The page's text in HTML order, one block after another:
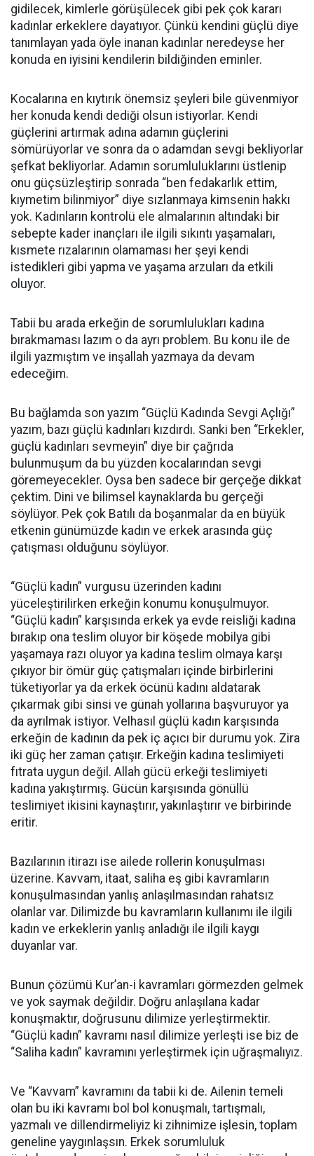
gidilecek, kimlerle görüşülecek gibi pek çok kararı
kadınlar erkeklere dayatıyor. Çünkü kendini güçlü diye
tanımlayan yada öyle inanan kadınlar neredeyse her
konuda en iyisini kendilerin bildiğinden eminler.
Kocalarına en kıytırık önemsiz şeyleri bile güvenmiyor
her konuda kendi dediği olsun istiyorlar. Kendi
güçlerini artırmak adına adamın güçlerini
sömürüyorlar ve sonra da o adamdan sevgi bekliyorlar
şefkat bekliyorlar. Adamın sorumluluklarını üstlenip
onu güçsüzleştirip sonrada “ben fedakarlık ettim,
kıymetim bilinmiyor” diye sızlanmaya kimsenin hakkı
yok. Kadınların kontrolü ele almalarının altındaki bir
sebepte kader inançları ile ilgili sıkıntı yaşamaları,
kısmete rızalarının olamaması her şeyi kendi
istedikleri gibi yapma ve yaşama arzuları da etkili
oluyor.
Tabii bu arada erkeğin de sorumlulukları kadına
bırakmaması lazım o da ayrı problem. Bu konu ile de
ilgili yazmıştım ve inşallah yazmaya da devam
edeceğim.
Bu bağlamda son yazım “Güçlü Kadında Sevgi Açlığı”
yazım, bazı güçlü kadınları kızdırdı. Sanki ben “Erkekler,
güçlü kadınları sevmeyin” diye bir çağrıda
bulunmuşum da bu yüzden kocalarından sevgi
göremeyecekler. Oysa ben sadece bir gerçeğe dikkat
çektim. Dini ve bilimsel kaynaklarda bu gerçeği
söylüyor. Pek çok Batılı da boşanmalar da en büyük
etkenin günümüzde kadın ve erkek arasında güç
çatışması olduğunu söylüyor.
“Güçlü kadın” vurgusu üzerinden kadını
yüceleştirilirken erkeğin konumu konuşulmuyor.
“Güçlü kadın” karşısında erkek ya evde reisliği kadına
bırakıp ona teslim oluyor bir köşede mobilya gibi
yaşamaya razı oluyor ya kadına teslim olmaya karşı
çıkıyor bir ömür güç çatışmaları içinde birbirlerini
tüketiyorlar ya da erkek öcünü kadını aldatarak
çıkarmak gibi sinsi ve günah yollarına başvuruyor ya
da ayrılmak istiyor. Velhasıl güçlü kadın karşısında
erkeğin de kadının da pek iç açıcı bir durumu yok. Zira
iki güç her zaman çatışır. Erkeğin kadına teslimiyeti
fıtrata uygun değil. Allah gücü erkeği teslimiyeti
kadına yakıştırmış. Gücün karşısında gönüllü
teslimiyet ikisini kaynaştırır, yakınlaştırır ve birbirinde
eritir.
Bazılarının itirazı ise ailede rollerin konuşulması
üzerine. Kavvam, itaat, saliha eş gibi kavramların
konuşulmasından yanlış anlaşılmasından rahatsız
olanlar var. Dilimizde bu kavramların kullanımı ile ilgili
kadın ve erkeklerin yanlış anladığı ile ilgili kaygı
duyanlar var.
Bunun çözümü Kur’an-i kavramları görmezden gelmek
ve yok saymak değildir. Doğru anlaşılana kadar
konuşmaktır, doğrusunu dilimize yerleştirmektir.
“Güçlü kadın” kavramı nasıl dilimize yerleşti ise biz de
“Saliha kadın” kavramını yerleştirmek için uğraşmalıyız.
Ve “Kavvam” kavramını da tabii ki de. Ailenin temeli
olan bu iki kavramı bol bol konuşmalı, tartışmalı,
yazmalı ve dillendirmeliyiz ki zihnimize işlesin, toplam
geneline yaygınlaşsın. Erkek sorumluluk